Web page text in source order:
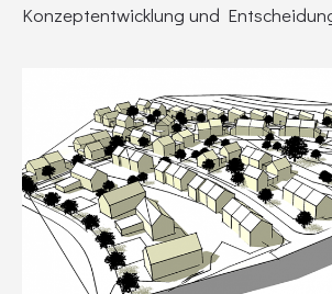
Konzeptentwicklung und